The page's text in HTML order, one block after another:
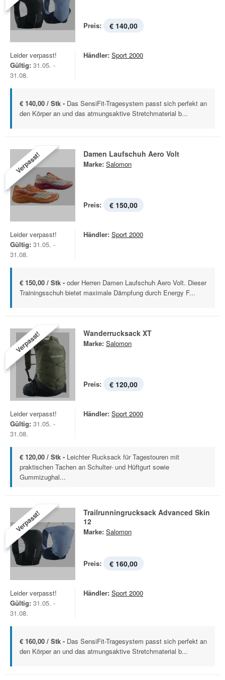
Preis: € 140,00
Leider verpasst!
Gültig: 31.05. -
31.08.
Händler: Sport 2000
€ 140,00 / Stk - Das SensiFit-Tragesystem passt sich perfekt an
den Körper an und das atmungsaktive Stretchmaterial b...
Verpasst! Damen Laufschuh Aero Volt
Marke: Salomon
Preis: € 150,00
Leider verpasst!
Gültig: 31.05. -
31.08.
Händler: Sport 2000
€ 150,00 / Stk - oder Herren Damen Laufschuh Aero Volt. Dieser
Trainingsschuh bietet maximale Dämpfung durch Energy F...
Verpasst! Wanderrucksack XT
Marke: Salomon
Preis: € 120,00
Leider verpasst!
Gültig: 31.05. -
31.08.
Händler: Sport 2000
€ 120,00 / Stk - Leichter Rucksack für Tagestouren mit
praktischen Tachen an Schulter- und Hüftgurt sowie
Gummizughal...
Verpasst!
Trailrunningrucksack Advanced Skin
12
Marke: Salomon
Preis: € 160,00
Leider verpasst!
Gültig: 31.05. -
31.08.
Händler: Sport 2000
€ 160,00 / Stk - Das SensiFit-Tragesystem passt sich perfekt an
den Körper an und das atmungsaktive Stretchmaterial b...